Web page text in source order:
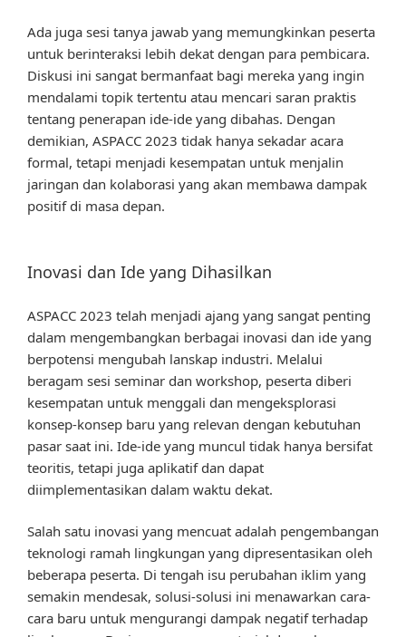
Ada juga sesi tanya jawab yang memungkinkan peserta
untuk berinteraksi lebih dekat dengan para pembicara.
Diskusi ini sangat bermanfaat bagi mereka yang ingin
mendalami topik tertentu atau mencari saran praktis
tentang penerapan ide-ide yang dibahas. Dengan
demikian, ASPACC 2023 tidak hanya sekadar acara
formal, tetapi menjadi kesempatan untuk menjalin
jaringan dan kolaborasi yang akan membawa dampak
positif di masa depan.
Inovasi dan Ide yang Dihasilkan
ASPACC 2023 telah menjadi ajang yang sangat penting
dalam mengembangkan berbagai inovasi dan ide yang
berpotensi mengubah lanskap industri. Melalui
beragam sesi seminar dan workshop, peserta diberi
kesempatan untuk menggali dan mengeksplorasi
konsep-konsep baru yang relevan dengan kebutuhan
pasar saat ini. Ide-ide yang muncul tidak hanya bersifat
teoritis, tetapi juga aplikatif dan dapat
diimplementasikan dalam waktu dekat.
Salah satu inovasi yang mencuat adalah pengembangan
teknologi ramah lingkungan yang dipresentasikan oleh
beberapa peserta. Di tengah isu perubahan iklim yang
semakin mendesak, solusi-solusi ini menawarkan cara-
cara baru untuk mengurangi dampak negatif terhadap